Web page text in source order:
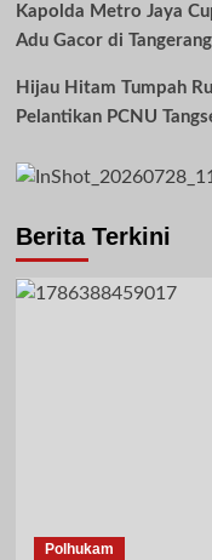
Kapolda Metro Jaya
Adu Gacor di Tangerang
Hijau Hitam Tumpah
Pelantikan PCNU
Berita Terkini
Polhukam